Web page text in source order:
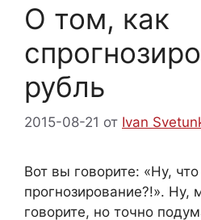
О том, как
рубль
2015-08-21 от Ivan
Вот вы говорите: «Ну,
прогнозирование?!». Ну,
говорите, но точно